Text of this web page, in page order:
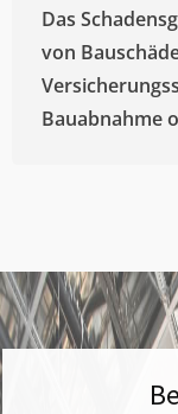
Das
von
Bauabnahme